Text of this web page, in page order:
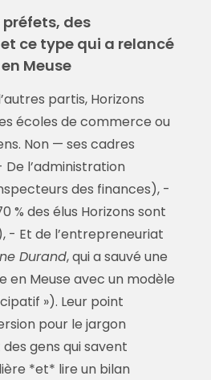
préfets, des
ce type qui a relancé
Meuse
partis, Horizons
écoles de commerce ou
Non — ses cadres
l’administration
des finances), -
% des élus Horizons sont
- Et de l’entrepreneuriat
Durand, qui a sauvé une
en Meuse avec un modèle
»). Leur point
pour le jargon
gens qui savent
*et* lire un bilan